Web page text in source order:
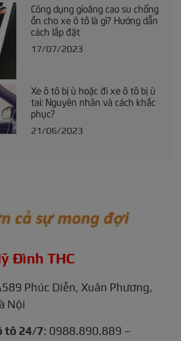
Công dụng gioăng cao su chống
ồn cho xe ô tô là gì? Hướng dẫn
cách lắp đặt
17/07/2023
Xe ô tô bị ù hoặc đi xe ô tô bị ù
tai: Nguyên nhân và cách khắc
phục?
21/06/2023
Đình THC
Phúc Diễn, Xuân Phương,
Nội
tô 24/7: 0988.890.889 –